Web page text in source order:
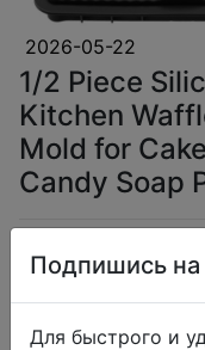
2026-05-22
1/2 Piece
Kitchen
Mold for
Candy Soap
Подпишись на
Для быстрого и